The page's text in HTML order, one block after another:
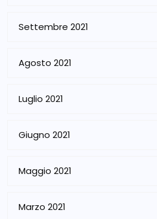
Settembre 2021
Agosto 2021
Luglio 2021
Giugno 2021
Maggio 2021
Marzo 2021